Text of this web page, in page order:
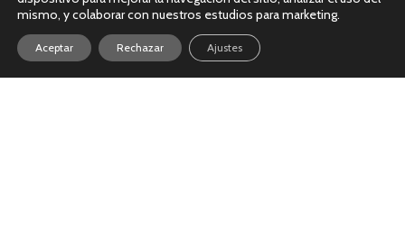
mismo, y colaborar con nuestros estudios para marketing.
Aceptar Rechazar Ajustes